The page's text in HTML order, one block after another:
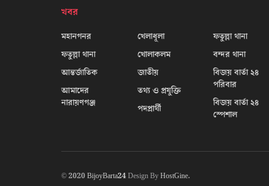
খবর
মহানগনর
ফতুল্লা থানা
আন্তর্জাতিক
আমাদের
নারায়ণগঞ্জ
খেলাধূলা
খোলাকলম
জাতীয়
তথ্য ও প্রযুক্তি
পদপ্রার্থী
ফতুল্লা থানা
বন্দর থানা
বিজয় বার্তা ২৪
পরিবার
বিজয় বার্তা ২৪
স্পেশাল
© 2020BijoyBarta24Design ByHostGine.